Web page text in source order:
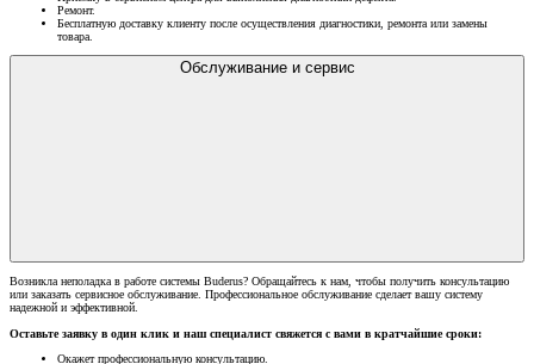
Ремонт.
Бесплатную доставку клиенту после осуществления диагностики, ремонта или замены
товара.
Обслуживание и сервис
Возникла неполадка в работе системы Buderus? Обращайтесь к нам, чтобы получить консультацию
или заказать сервисное обслуживание. Профессиональное обслуживание сделает вашу систему
надежной и эффективной.
Оставьте заявку в один клик и наш специалист свяжется с вами в кратчайшие сроки:
Окажет профессиональную консультацию.